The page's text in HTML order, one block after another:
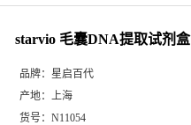
starvio 毛囊DNA提取试剂盒
品牌： 星启百代
产地： 上海
货号： N11054